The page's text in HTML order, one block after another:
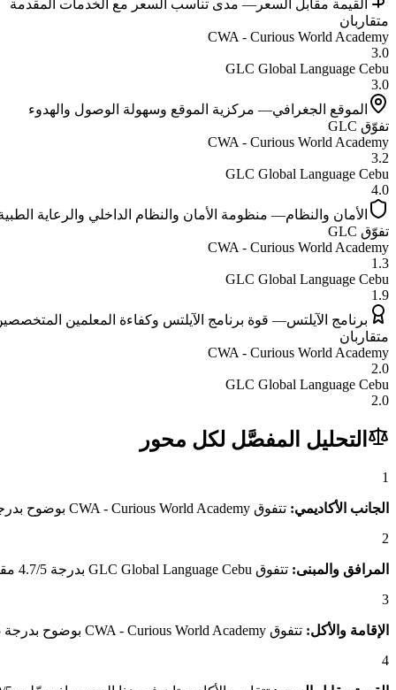
القيمة مقابل السعر — مدى تناسب السعر مع الخدمات المقدمة
متقاربان
CWA - Curious World Academy
3.0
GLC Global Language Cebu
3.0
الموقع الجغرافي— مركزية الموقع وسهولة الوصول والهدوء
تفوّق GLC
CWA - Curious World Academy
3.2
GLC Global Language Cebu
4.0
الأمان والنظام— منظومة الأمان والنظام الداخلي والرعاية
تفوّق GLC
CWA - Curious World Academy
1.3
GLC Global Language Cebu
1.9
برنامج الآيلتس— قوة برنامج الآيلتس وكفاءة المعلمين
متقاربان
CWA - Curious World Academy
2.0
GLC Global Language Cebu
2.0
التحليل المفصَّل لكل محور
1
الجانب الأكاديمي: تتفوق CWA - Curious World Academy بوضوح بدرجة 3.5/5 مقابل 3.2/5 لـGLC Global Language Cebu، وهو فارق يعكس تميّز برامجه الأكاديمية وجودة المعلمين وصرامة المنهج.
2
المرافق والمبنى: تتفوق GLC Global Language Cebu بدرجة 4.7/5 مقابل 3.0/5 لـCWA - Curious World Academy، وهو فارق يعكس جودة المبنى والمرافق المتاحة للطلاب.
3
الإقامة والأكل: تتفوق CWA - Curious World Academy بوضوح بدرجة 3.3/5 مقابل 3.0/5 لـGLC Global Language Cebu، وهو فارق يعكس جودة الإقامة ومناسبة الأكل للطلاب العرب.
4